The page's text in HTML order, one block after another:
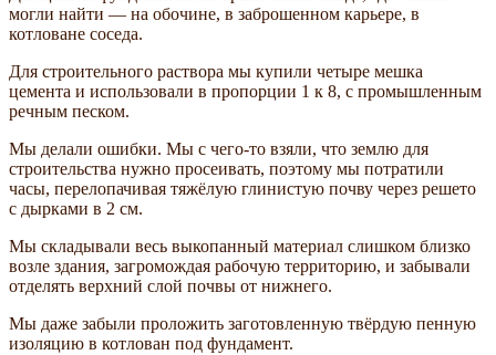
могли найти — на обочине, в заброшенном карьере, в
котловане соседа.
Для строительного раствора мы купили четыре мешка
цемента и использовали в пропорции 1 к 8, с промышленным
речным песком.
Мы делали ошибки. Мы с чего-то взяли, что землю для
строительства нужно просеивать, поэтому мы потратили
часы, перелопачивая тяжёлую глинистую почву через решето
с дырками в 2 см.
Мы складывали весь выкопанный материал слишком близко
возле здания, загромождая рабочую территорию, и забывали
отделять верхний слой почвы от нижнего.
Мы даже забыли проложить заготовленную твёрдую пенную
изоляцию в котлован под фундамент.